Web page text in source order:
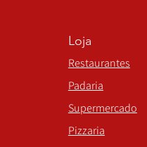
Loja
Restaurantes
Padaria
Supermercado
Pizzaria